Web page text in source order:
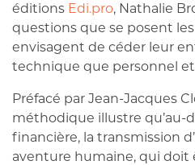
éditions Edi.pro, Nathalie
questions que se posent
envisagent de céder leur
technique que personnel
Préfacé par Jean-Jacques
méthodique illustre qu’au-
financière, la transmission
aventure humaine, qui doit